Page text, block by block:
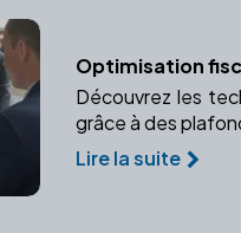
Optimisation
Découvrez les
grâce à des
Lire la suite